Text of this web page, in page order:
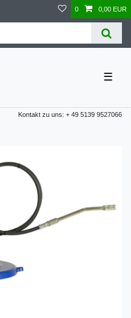
0 0,00 EUR
☰
Kontakt zu uns: + 49 5139 9527066